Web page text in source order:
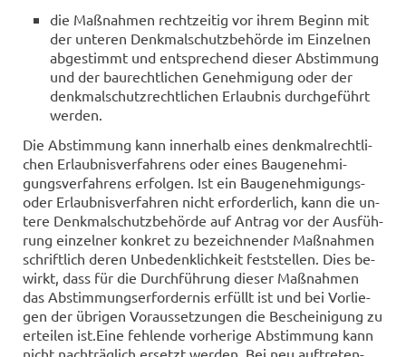
die Maß­nah­men recht­zei­tig vor ihrem Be­ginn mit
der un­te­ren Denk­mal­schutz­be­hör­de im Ein­zel­nen
ab­ge­stimmt und ent­spre­chend die­ser Ab­stim­mung
und der bau­recht­li­chen Ge­neh­mi­gung oder der
denk­mal­schutz­recht­li­chen Er­laub­nis durch­ge­führt
wer­den.
Die Ab­stim­mung kann in­ner­halb eines denk­mal­recht­li­
chen Er­laub­nis­ver­fah­rens oder eines Bau­ge­neh­mi­
gungs­ver­fah­rens er­fol­gen. Ist ein Baugenehmigungs-​
oder Er­laub­nis­ver­fah­ren nicht er­for­der­lich, kann die un­
te­re Denk­mal­schutz­be­hör­de auf An­trag vor der Aus­füh­
rung ein­zel­ner kon­kret zu be­zeich­nen­der Maß­nah­men
schrift­lich deren Un­be­denk­lich­keit fest­stel­len. Dies be­
wirkt, dass für die Durch­füh­rung die­ser Maß­nah­men
das Ab­stim­mungs­er­for­der­nis er­füllt ist und bei Vor­lie­
gen der üb­ri­gen Vor­aus­set­zun­gen die Be­schei­ni­gung zu
er­tei­len ist.Eine feh­len­de vor­he­ri­ge Ab­stim­mung kann
nicht nach­träg­lich er­setzt wer­den. Bei neu auf­tre­ten­